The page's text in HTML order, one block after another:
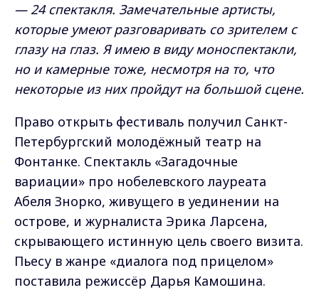
— 24 спектакля. Замечательные артисты,
которые умеют разговаривать со зрителем с
глазу на глаз. Я имею в виду моноспектакли,
но и камерные тоже, несмотря на то, что
некоторые из них пройдут на большой сцене.
Право открыть фестиваль получил Санкт-
Петербургский молодёжный театр на
Фонтанке. Спектакль «Загадочные
вариации» про нобелевского лауреата
Абеля Знорко, живущего в уединении на
острове, и журналиста Эрика Ларсена,
скрывающего истинную цель своего визита.
Пьесу в жанре «диалога под прицелом»
поставила режиссёр Дарья Камошина.